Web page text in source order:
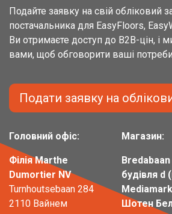
Подайте заявку на свій обліковий
постачальника для EasyFloors,
Ви отримаєте доступ до B2B-цін, і
вами, щоб обговорити ваші потреби.
Головний офіс:
Філія Marthe
Dumortier NV
Turnhoutsebaan 284
2110 Вайнем
Магазин:
будівля d
Шотен
Подати заявку на